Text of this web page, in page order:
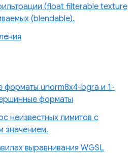
(float filterable texture
(blendable).
форматы unorm8x4-bgra и 1-
форматы
неизвестных лимитов с
значением.
выравнивания WGSL